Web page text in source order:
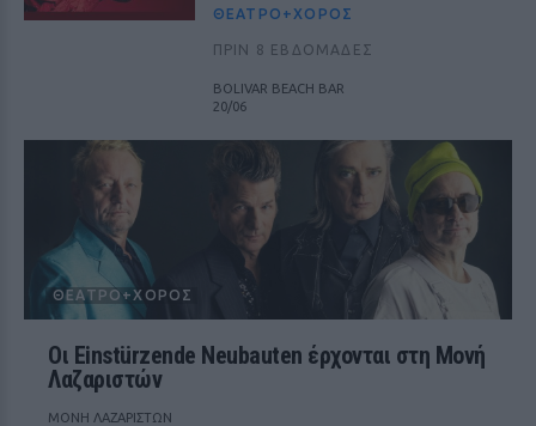
ΘΈΑΤΡΟ+ΧΟΡΌΣ
ΠΡΙΝ 8 ΕΒΔΟΜΆΔΕΣ
BOLIVAR BEACH BAR
20/06
ΘΈΑΤΡΟ+ΧΟΡΌΣ
Οι Einstürzende Neubauten έρχονται στη Μονή
Λαζαριστών
ΜΟΝΗ ΛΑΖΑΡΙΣΤΩΝ